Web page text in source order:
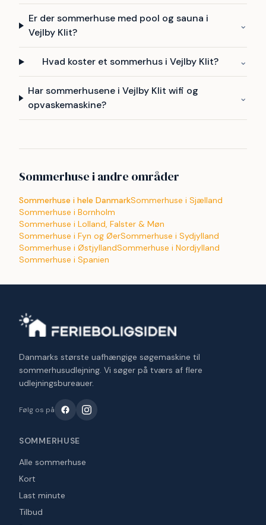
Er der sommerhuse med pool og sauna i
Vejlby Klit?
⌄
Hvad koster et sommerhus i Vejlby Klit? ⌄
Har sommerhusene i Vejlby Klit wifi og
opvaskemaskine?
⌄
Sommerhuse i andre områder
Sommerhuse i hele DanmarkSommerhuse i Sjælland
Sommerhuse i Bornholm
Sommerhuse i Lolland, Falster & Møn
Sommerhuse i Fyn og ØerSommerhuse i Sydjylland
Sommerhuse i ØstjyllandSommerhuse i Nordjylland
Sommerhuse i Spanien
Danmarks største uafhængige søgemaskine til
sommerhusudlejning. Vi søger på tværs af flere
udlejningsbureauer.
Følg os på
SOMMERHUSE
Alle sommerhuse
Kort
Last minute
Tilbud